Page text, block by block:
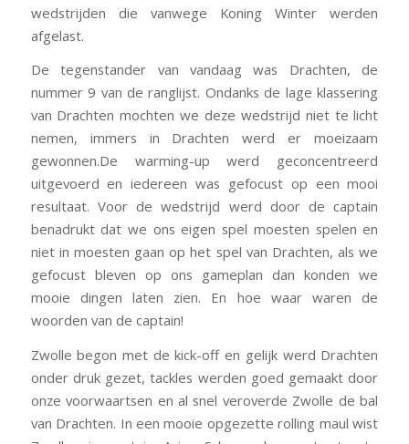
wedstrijden die vanwege Koning Winter werden
afgelast.
De tegenstander van vandaag was Drachten, de
nummer 9 van de ranglijst. Ondanks de lage klassering
van Drachten mochten we deze wedstrijd niet te licht
nemen, immers in Drachten werd er moeizaam
gewonnen.De warming-up werd geconcentreerd
uitgevoerd en iedereen was gefocust op een mooi
resultaat. Voor de wedstrijd werd door de captain
benadrukt dat we ons eigen spel moesten spelen en
niet in moesten gaan op het spel van Drachten, als we
gefocust bleven op ons gameplan dan konden we
mooie dingen laten zien. En hoe waar waren de
woorden van de captain!
Zwolle begon met de kick-off en gelijk werd Drachten
onder druk gezet, tackles werden goed gemaakt door
onze voorwaartsen en al snel veroverde Zwolle de bal
van Drachten. In een mooie opgezette rolling maul wist